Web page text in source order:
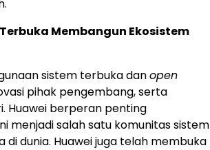
Membangun Ekosistem
sistem terbuka danopen
pihak pengembang, serta
Huawei berperan penting
menjadi salah satu komunitas sistem
di dunia. Huawei juga telah membuka